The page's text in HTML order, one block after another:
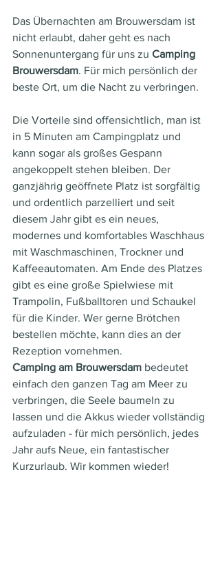
Das Übernachten am Brouwersdam ist
nicht erlaubt, daher geht es nach
Sonnenuntergang für uns zu Camping
Brouwersdam. Für mich persönlich der
beste Ort, um die Nacht zu verbringen.
Die Vorteile sind offensichtlich, man ist
in 5 Minuten am Campingplatz und
kann sogar als großes Gespann
angekoppelt stehen bleiben. Der
ganzjährig geöffnete Platz ist sorgfältig
und ordentlich parzelliert und seit
diesem Jahr gibt es ein neues,
modernes und komfortables Waschhaus
mit Waschmaschinen, Trockner und
Kaffeeautomaten. Am Ende des Platzes
gibt es eine große Spielwiese mit
Trampolin, Fußballtoren und Schaukel
für die Kinder. Wer gerne Brötchen
bestellen möchte, kann dies an der
Rezeption vornehmen.
Camping am Brouwersdam bedeutet
einfach den ganzen Tag am Meer zu
verbringen, die Seele baumeln zu
lassen und die Akkus wieder vollständig
aufzuladen - für mich persönlich, jedes
Jahr aufs Neue, ein fantastischer
Kurzurlaub. Wir kommen wieder!